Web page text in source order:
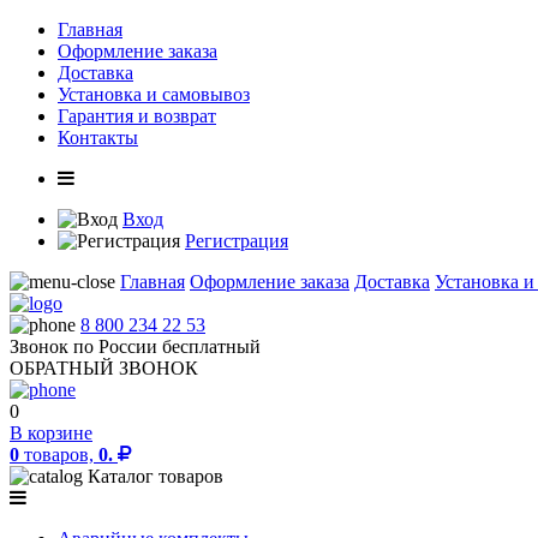
Главная
Оформление заказа
Доставка
Установка и самовывоз
Гарантия и возврат
Контакты
Вход
Регистрация
Главная Оформление заказа Доставка Установка
8 800 234 22 53
Звонок по России бесплатный
ОБРАТНЫЙ ЗВОНОК
0
В корзине
0 товаров, 0.
Каталог товаров